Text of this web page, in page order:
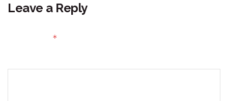
Leave a Reply
*